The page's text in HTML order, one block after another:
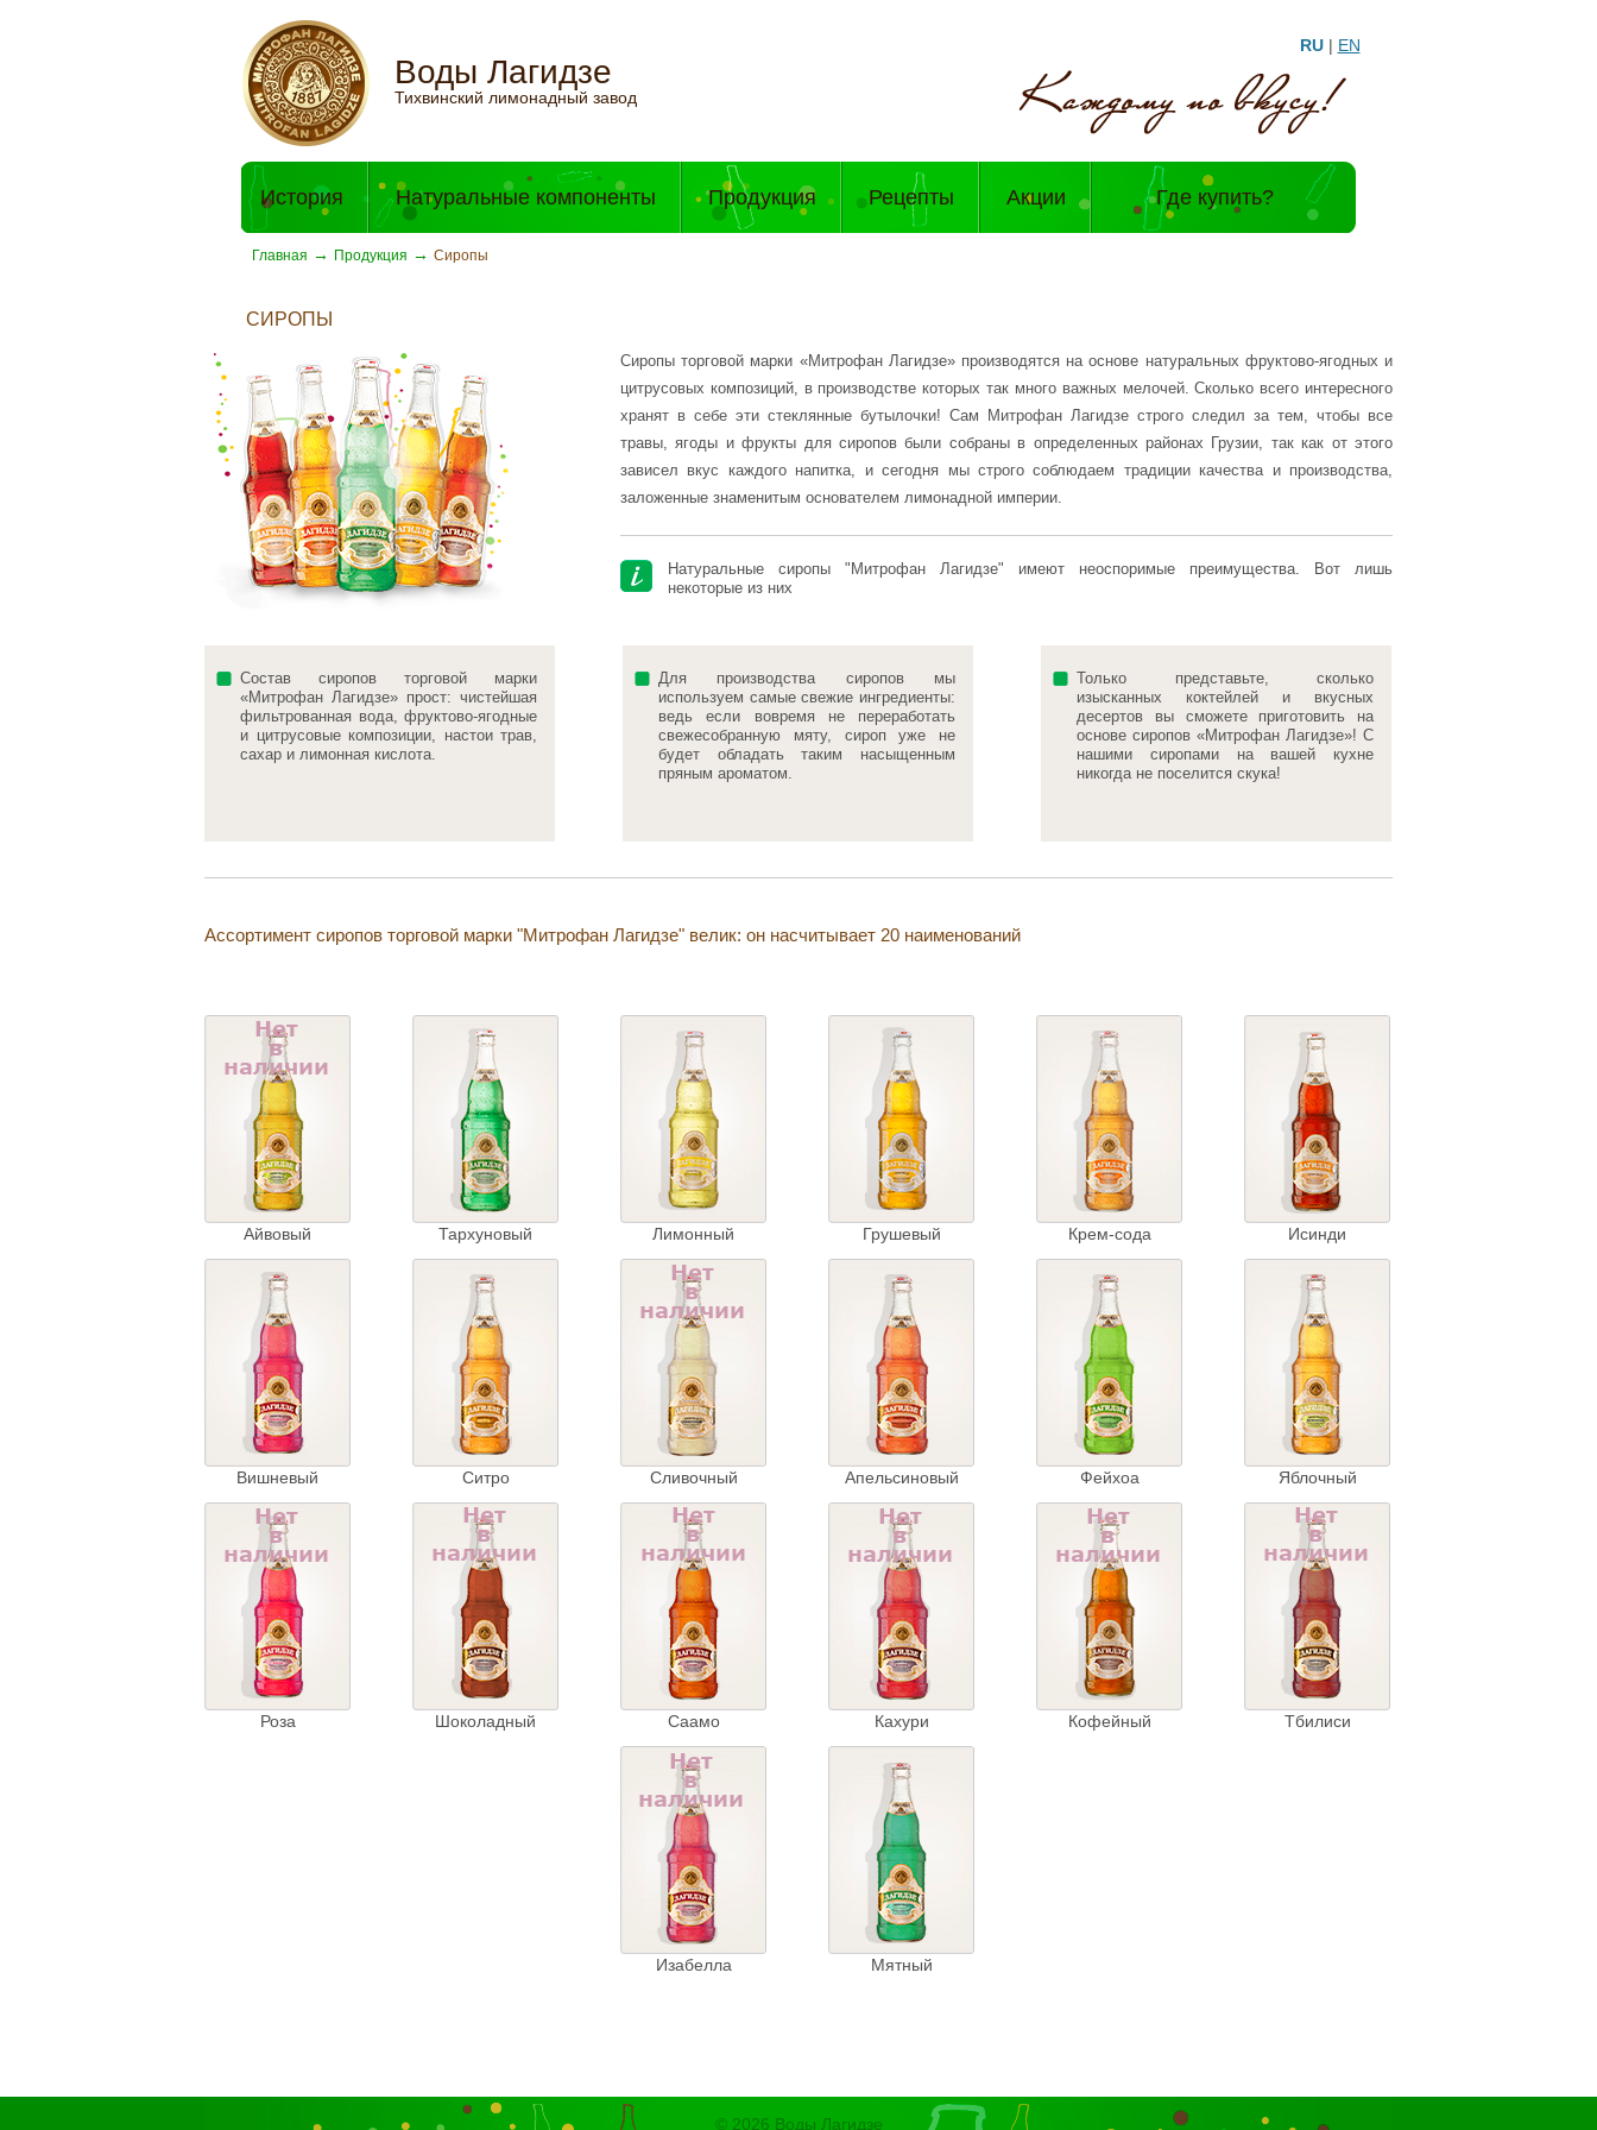
Воды Лагидзе
Тихвинский лимонадный завод
RU| EN
История Натуральные компоненты Продукция Рецепты Акции Где купить?
Главная → Продукция → Сиропы
СИРОПЫ
Сиропы торговой марки «Митрофан Лагидзе» производятся на основе натуральных фруктово-ягодных и
цитрусовых композиций, в производстве которых так много важных мелочей. Сколько всего интересного
хранят в себе эти стеклянные бутылочки! Сам Митрофан Лагидзе строго следил за тем, чтобы все
травы, ягоды и фрукты для сиропов были собраны в определенных районах Грузии, так как от этого
зависел вкус каждого напитка, и сегодня мы строго соблюдаем традиции качества и производства,
заложенные знаменитым основателем лимонадной империи.
Натуральные сиропы "Митрофан Лагидзе" имеют неоспоримые преимущества. Вот лишь
некоторые из них
Состав сиропов торговой марки
«Митрофан Лагидзе» прост: чистейшая
фильтрованная вода, фруктово-ягодные
и цитрусовые композиции, настои трав,
сахар и лимонная кислота.
Для производства сиропов мы
используем самые свежие ингредиенты:
ведь если вовремя не переработать
свежесобранную мяту, сироп уже не
будет обладать таким насыщенным
пряным ароматом.
Только представьте, сколько
изысканных коктейлей и вкусных
десертов вы сможете приготовить на
основе сиропов «Митрофан Лагидзе»! С
нашими сиропами на вашей кухне
никогда не поселится скука!
Ассортимент сиропов торговой марки "Митрофан Лагидзе" велик: он насчитывает 20 наименований
Айвовый Тархуновый Лимонный Грушевый Крем-сода Исинди
Вишневый Ситро Сливочный Апельсиновый Фейхоа Яблочный
Роза Шоколадный Саамо Кахури Кофейный Тбилиси
Изабелла Мятный
© 2026 Воды Лагидзе